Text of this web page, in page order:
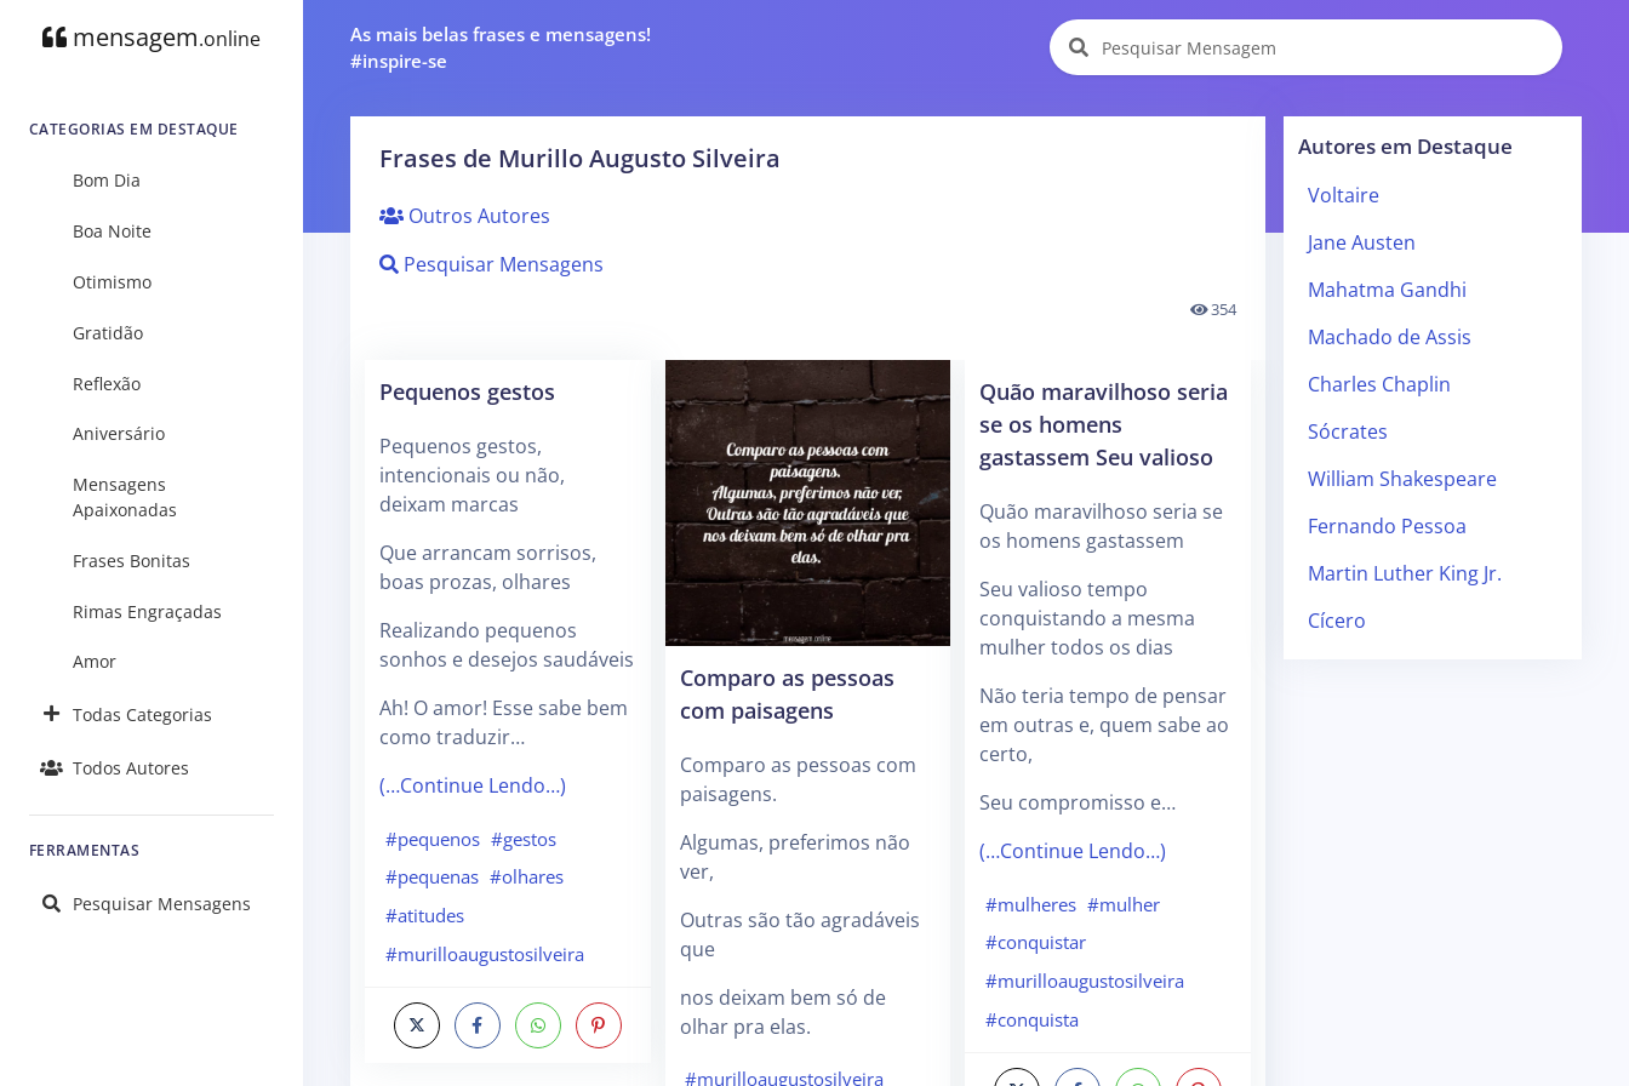
mensagem.online
CATEGORIAS EM DESTAQUE
Bom Dia
Boa Noite
Otimismo
Gratidão
Reflexão
Aniversário
Mensagens
Apaixonadas
Frases Bonitas
Rimas Engraçadas
Amor
Todas Categorias
Todos Autores
FERRAMENTAS
Pesquisar Mensagens
As mais belas frases e mensagens!
#inspire-se
Frases de Murillo Augusto Silveira
Outros Autores
Pesquisar Mensagens
354
Pequenos gestos
Pequenos gestos,
intencionais ou não,
deixam marcas
Que arrancam sorrisos,
boas prozas, olhares
Realizando pequenos
sonhos e desejos saudáveis
Ah! O amor! Esse sabe bem
como traduzir…
(…Continue Lendo…)
#pequenos #gestos
#pequenas #olhares
#atitudes
#murilloaugustosilveira
Comparo as pessoas
com paisagens
Comparo as pessoas com
paisagens.
Algumas, preferimos não
ver,
Outras são tão agradáveis
que
nos deixam bem só de
olhar pra elas.
#murilloaugustosilveira
Quão maravilhoso seria
se os homens
gastassem Seu valioso
Quão maravilhoso seria se
os homens gastassem
Seu valioso tempo
conquistando a mesma
mulher todos os dias
Não teria tempo de pensar
em outras e, quem sabe ao
certo,
Seu compromisso e…
(…Continue Lendo…)
#mulheres #mulher
#conquistar
#murilloaugustosilveira
#conquista
Autores em Destaque
Voltaire
Jane Austen
Mahatma Gandhi
Machado de Assis
Charles Chaplin
Sócrates
William Shakespeare
Fernando Pessoa
Martin Luther King Jr.
Cícero